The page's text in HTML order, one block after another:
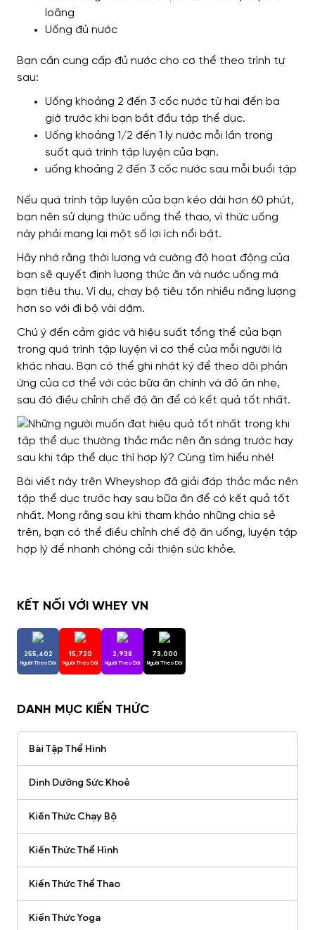
loãng
Uống đủ nước
Bạn cần cung cấp đủ nước cho cơ thể theo trình tự
sau:
Uống khoảng 2 đến 3 cốc nước từ hai đến ba
giờ trước khi bạn bắt đầu tập thể dục.
Uống khoảng 1/2 đến 1 ly nước mỗi lần trong
suốt quá trình tập luyện của bạn.
uống khoảng 2 đến 3 cốc nước sau mỗi buổi tập
Nếu quá trình tập luyện của bạn kéo dài hơn 60 phút,
bạn nên sử dụng thức uống thể thao, vì thức uống
này phải mang lại một số lợi ích nổi bật.
Hãy nhớ rằng thời lượng và cường độ hoạt động của
bạn sẽ quyết định lượng thức ăn và nước uống mà
bạn tiêu thụ. Ví dụ, chạy bộ tiêu tốn nhiều năng lượng
hơn so với đi bộ vài dặm.
Chú ý đến cảm giác và hiệu suất tổng thể của bạn
trong quá trình tập luyện vì cơ thể của mỗi người là
khác nhau. Bạn có thể ghi nhật ký để theo dõi phản
ứng của cơ thể với các bữa ăn chính và đồ ăn nhẹ,
sau đó điều chỉnh chế độ ăn để có kết quả tốt nhất.
Bài viết này trên Wheyshop đã giải đáp thắc mắc nên
tập thể dục trước hay sau bữa ăn để có kết quả tốt
nhất. Mong rằng sau khi tham khảo những chia sẻ
trên, bạn có thể điều chỉnh chế độ ăn uống, luyện tập
hợp lý để nhanh chóng cải thiện sức khỏe.
KẾT NỐI VỚI WHEY VN
255,402
Người Theo Dõi
15,720
Người Theo Dõi
2,938
Người Theo Dõi
73,000
Người Theo Dõi
DANH MỤC KIẾN THỨC
Bài Tập Thể Hình
Dinh Dưỡng Sức Khoẻ
Kiến Thức Chạy Bộ
Kiến Thức Thể Hình
Kiến Thức Thể Thao
Kiến Thức Yoga